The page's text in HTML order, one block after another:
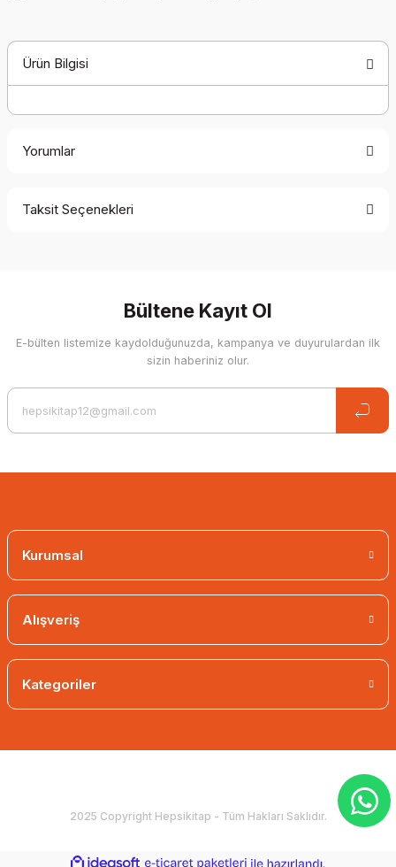
Ürün Bilgisi
Yorumlar
Taksit Seçenekleri
Bültene Kayıt Ol
E-bülten listemize kaydolduğunuzda, kampanya ve duyurulardan ilk
sizin haberiniz olur.
Kurumsal
Alışveriş
Kategoriler
2025 Copyright Hepsikitap - Tüm Hakları Saklıdır.
ideasoft e-